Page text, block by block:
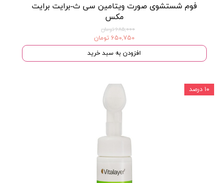
فوم شستشوی صورت ویتامین سی ث-برایت برایت
مکس
۶۸۵,۰۰۰ تومان
۶۵۰,۷۵۰ تومان
افزودن به سبد خرید
۱۰ درصد